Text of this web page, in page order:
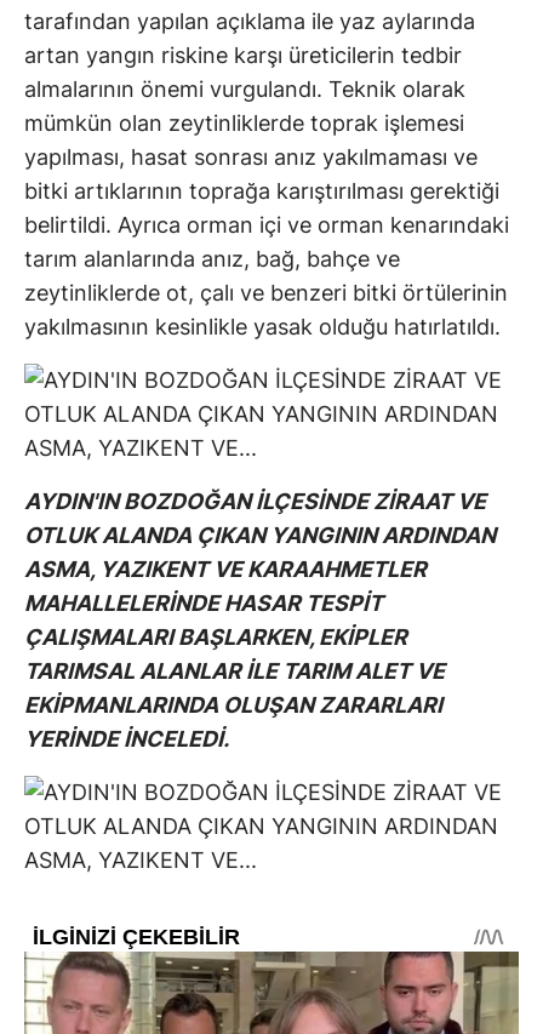
tarafından yapılan açıklama ile yaz aylarında
artan yangın riskine karşı üreticilerin tedbir
almalarının önemi vurgulandı. Teknik olarak
mümkün olan zeytinliklerde toprak işlemesi
yapılması, hasat sonrası anız yakılmaması ve
bitki artıklarının toprağa karıştırılması gerektiği
belirtildi. Ayrıca orman içi ve orman kenarındaki
tarım alanlarında anız, bağ, bahçe ve
zeytinliklerde ot, çalı ve benzeri bitki örtülerinin
yakılmasının kesinlikle yasak olduğu hatırlatıldı.
AYDIN'IN BOZDOĞAN İLÇESİNDE ZİRAAT VE
OTLUK ALANDA ÇIKAN YANGININ ARDINDAN
ASMA, YAZIKENT VE KARAAHMETLER
MAHALLELERİNDE HASAR TESPİT
ÇALIŞMALARI BAŞLARKEN, EKİPLER
TARIMSAL ALANLAR İLE TARIM ALET VE
EKİPMANLARINDA OLUŞAN ZARARLARI
YERİNDE İNCELEDİ.